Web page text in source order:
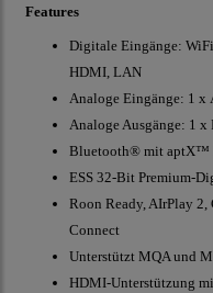
Features
Digitale Eingänge:
HDMI, LAN
Analoge Eingänge: 1 x
Analoge Ausgänge: 1
Bluetooth® mit aptX™
ESS 32-Bit Premium-
Roon Ready, AIrPlay
Connect
Unterstützt MQA und
HDMI-Unterstützung